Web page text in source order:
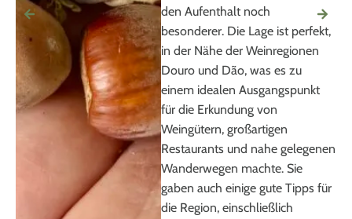
den Aufenthalt noch
besonderer. Die Lage ist perfekt,
in der Nähe der Weinregionen
Douro und Dão, was es zu
einem idealen Ausgangspunkt
für die Erkundung von
Weingütern, großartigen
Restaurants und nahe gelegenen
Wanderwegen machte. Sie
gaben auch einige gute Tipps für
die Region, einschließlich